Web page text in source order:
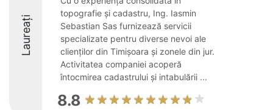
Laureați
topografie și cadastru, Ing. Iasmin
Sebastian Sas furnizează servicii
specializate pentru diverse nevoi ale
clienților din Timișoara și zonele din jur.
Activitatea companiei acoperă
întocmirea cadastrului și intabulării ...
8.8